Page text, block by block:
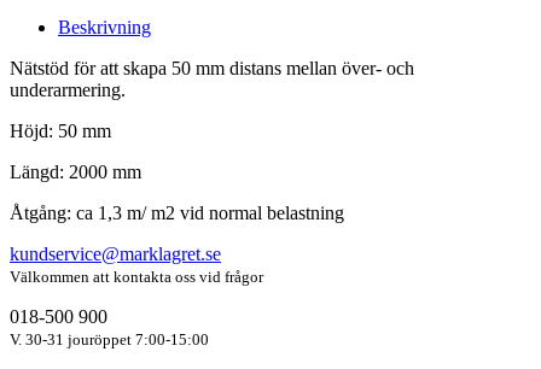
Beskrivning
Nätstöd för att skapa 50 mm distans mellan över- och
underarmering.
Höjd: 50 mm
Längd: 2000 mm
Åtgång: ca 1,3 m/ m2 vid normal belastning
kundservice@marklagret.se
Välkommen att kontakta oss vid frågor
018-500 900
V. 30-31 jouröppet 7:00-15:00